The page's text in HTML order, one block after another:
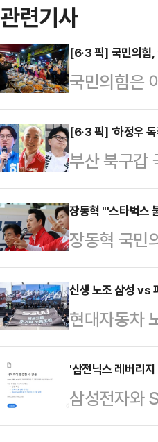
관련기사
[6·3 픽] 국민의힘,
국민의힘은
립의 의무
극에 달하고
장은 27일
략적 투자'를
자갈치시장
박 공보단장
을 연호하며
[6·3 픽] '하정우
부산 북구갑
다. 그 속도
더불어민주
는 듯했지만
쪽으로 옮겨
서치가 부산
여론조사 결
(34.0%)와
장동혁 "'스타벅스
장동혁 국민
려면 매번
27일 여의도
하면 극우이
재판 취소
인가"라고
대한 정용진
다'고 했다
신생 노조 삼성 vs
현대자동차
대부분의 해
만드는 것도
박하는 전술
업 신고서를
'삼전닉스 레버리
삼성전자와
펀드(ETF)